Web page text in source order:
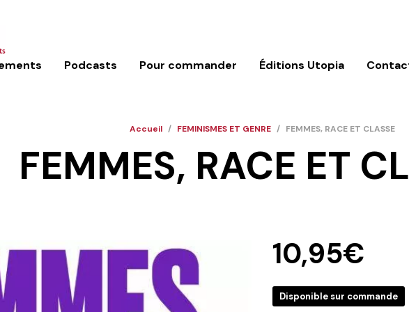
Podcasts Pour commander Éditions Utopia
Accueil / FEMINISMES ET GENRE / FEMMES, RACE ET CLASSE
FEMMES, RACE ET
10,95€
Disponible sur commande